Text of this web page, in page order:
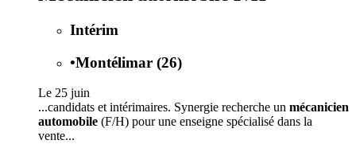
Intérim
•Montélimar (26)
Le 25 juin
...candidats et intérimaires. Synergie recherche un mécanicien
automobile (F/H) pour une enseigne spécialisé dans la
vente...